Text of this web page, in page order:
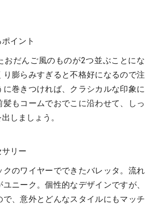
おだんご風のものが2つ並ぶことにな
り膨らみすぎると不格好になるので注
に巻きつければ、クラシカルな印象に
もコームでおでこに沿わせて、しっ
しましょう。
クのワイヤーでできたバレッタ。流れ
ニーク。個性的なデザインですが、
で、意外とどんなスタイルにもマッチ